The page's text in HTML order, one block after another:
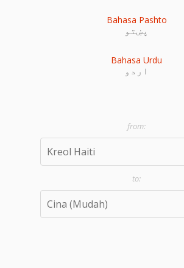
Bahasa Pashto
پښتو
Bahasa Urdu
اردو